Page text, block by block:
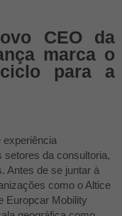
CEO da
marca o
para a
setores da consultoria,
Antes de se juntar à
como o Altice
Europcar Mobility